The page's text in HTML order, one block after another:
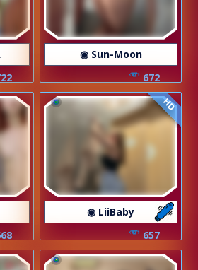
◉ Sun-Moon
672
HD
◉ LiiBaby
657